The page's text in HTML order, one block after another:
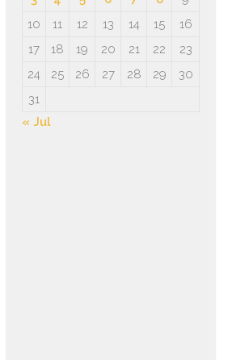
10
11 12 13 14 15
16
17
18 19 20 21 22
23
24
25 26 27 28 29
30
31
« Jul